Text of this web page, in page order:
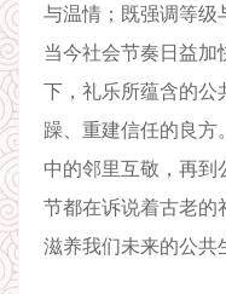
与温情；既强调等级
当今社会节奏日益
下，礼乐所蕴含的公
躁、重建信任的良方
中的邻里互敬，再到
节都在诉说着古老的
滋养我们未来的公共